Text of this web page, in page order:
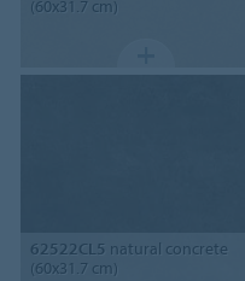
(60x31.7 cm)
62522CL5 natural concrete
(60x31.7 cm)